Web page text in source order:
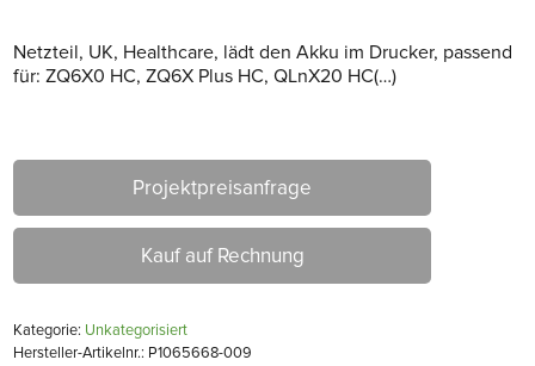
Netzteil, UK, Healthcare, lädt den Akku im Drucker, passend
für: ZQ6X0 HC, ZQ6X Plus HC, QLnX20 HC(…)
Projektpreisanfrage
Kauf auf Rechnung
Kategorie: Unkategorisiert
Hersteller-Artikelnr.: P1065668-009